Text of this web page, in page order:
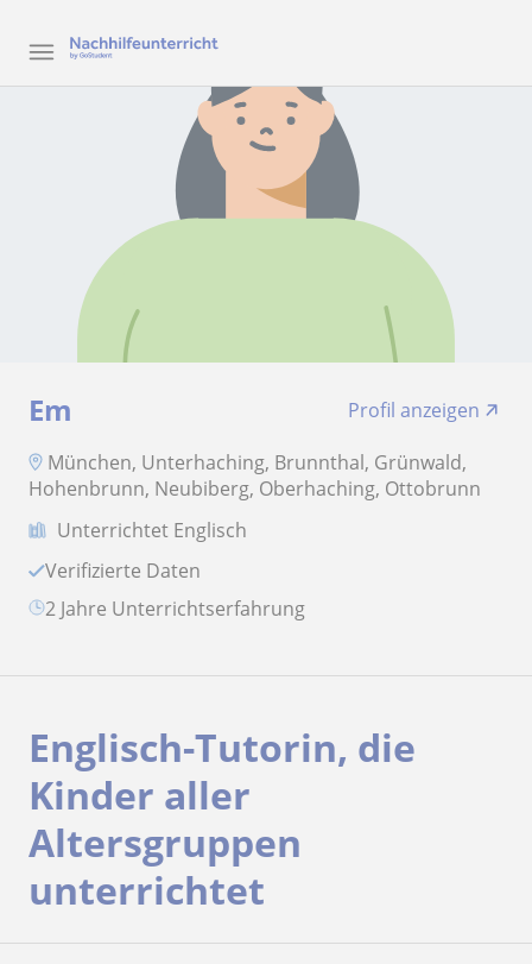
Em
Profil anzeigen
München, Unterhaching, Brunnthal, Grünwald,
Hohenbrunn, Neubiberg, Oberhaching, Ottobrunn
Unterrichtet Englisch
Verifizierte Daten
2 Jahre Unterrichtserfahrung
Englisch-Tutorin, die
Kinder aller
Altersgruppen
unterrichtet